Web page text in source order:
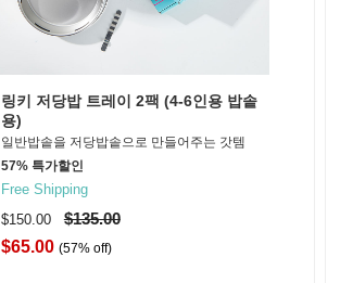
링키 저당밥 트레이 2팩 (4-6인용 밥솥
용)
일반밥솥을 저당밥솥으로 만들어주는 갓템
57% 특가할인
Free Shipping
$150.00$135.00
$65.00 (57% off)